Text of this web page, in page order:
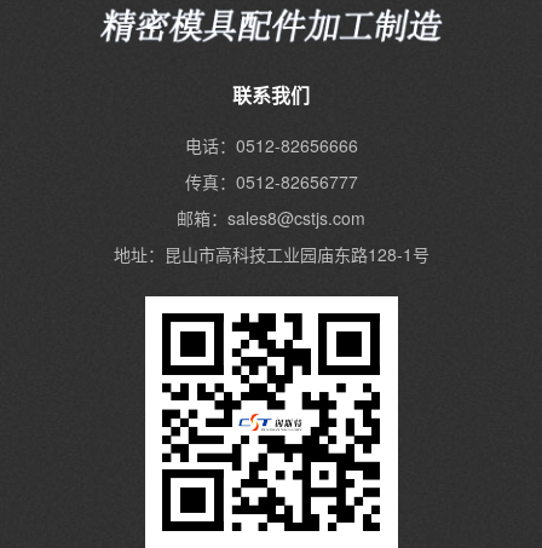
联系我们
电话：0512-82656666
传真：0512-82656777
邮箱：sales8@cstjs.com
地址：昆山市高科技工业园庙东路128-1号